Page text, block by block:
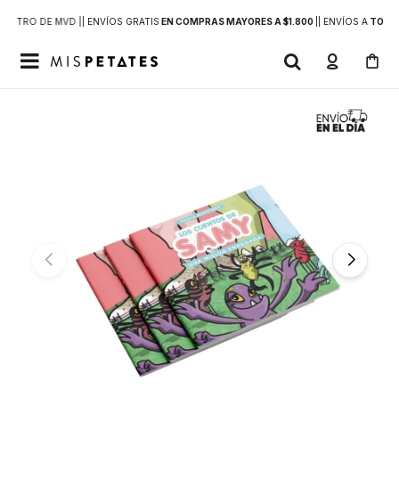
DE MVD | | ENVÍOS GRATIS EN COMPRAS MAYORES A $1.800 | ENVÍOS ATODO
